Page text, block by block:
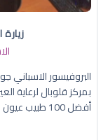
البروفيسور الاسباني
بمركز قلوبال لرعاية
أفضل 100 طبيب عيون في العالم